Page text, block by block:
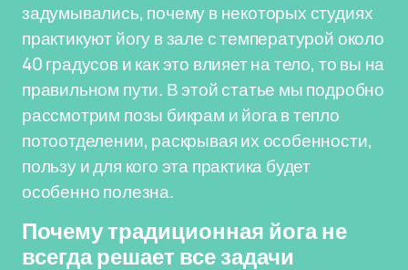
задумывались, почему в некоторых студиях
практикуют йогу в зале с температурой около
40 градусов и как это влияет на тело, то вы на
правильном пути. В этой статье мы подробно
рассмотрим позы бикрам и йога в тепло
потоотделении, раскрывая их особенности,
пользу и для кого эта практика будет
особенно полезна.
Почему традиционная йога не
всегда решает все задачи